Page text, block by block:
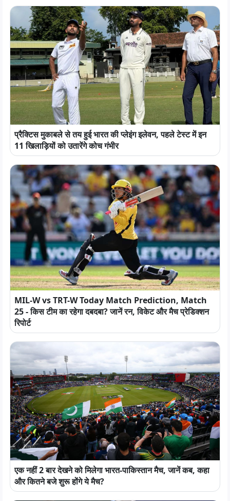
प्रैक्टिस मुकाबले से तय हुई भारत की प्लेइंग इलेवन, पहले टेस्ट में इन
11 खिलाड़ियों को उतारेंगे कोच गंभीर
MIL-W vs TRT-W Today Match Prediction, Match
25 - किस टीम का रहेगा दबदबा? जानें रन, विकेट और मैच प्रेडिक्शन
रिपोर्ट
एक नहीं 2 बार देखने को मिलेगा भारत-पाकिस्तान मैच, जानें कब, कहा
और कितने बजे शुरू होंगे ये मैच?